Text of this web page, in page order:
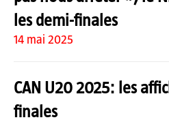
les demi-finales
14 mai 2025
CAN U20 2025: les
finales